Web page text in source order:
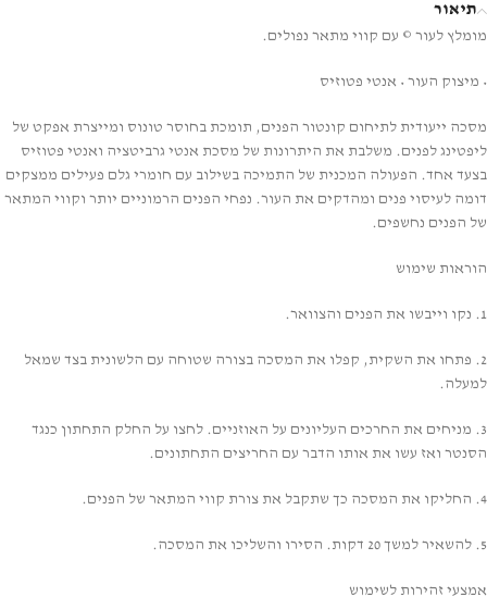
תיאור
מומלץ לעור © עם קווי מתאר נפולים.
• מיצוק העור • אנטי פטוזיס
מסכה ייעודית לתיחום קונטור הפנים, תומכת בחוסר טונוס ומייצרת אפקט של
ליפטינג לפנים. משלבת את היתרונות של מסכת אנטי גרביטציה ואנטי פטוזיס
בצעד אחד. הפעולה המכנית של התמיכה בשילוב עם חומרי גלם פעילים ממצקים
דומה לעיסוי פנים ומהדקים את העור. נפחי הפנים הרמוניים יותר וקווי המתאר
של הפנים נחשפים.
הוראות שימוש
1. נקו וייבשו את הפנים והצוואר.
2. פתחו את השקית, קפלו את המסכה בצורה שטוחה עם הלשונית בצד שמאל
למעלה.
3. מניחים את החרכים העליונים על האוזניים. לחצו על החלק התחתון כנגד
הסנטר ואז עשו את אותו הדבר עם החריצים התחתונים.
4. החליקו את המסכה כך שתקבל את צורת קווי המתאר של הפנים.
5. להשאיר למשך 20 דקות. הסירו והשליכו את המסכה.
אמצעי זהירות לשימוש